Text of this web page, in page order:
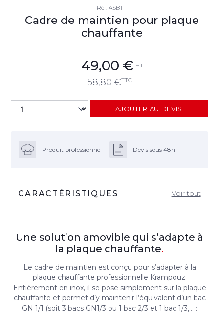
Réf. ASB1
Cadre de maintien pour plaque
chauffante
49,00 € HT
58,80 €TTC
AJOUTER AU DEVIS
Produit professionnel Devis sous 48h
CARACTÉRISTIQUES Voir tout
Une solution amovible qui s’adapte à
la plaque chauffante.
Le cadre de maintien est conçu pour s’adapter à la
plaque chauffante professionnelle Krampouz.
Entièrement en inox, il se pose simplement sur la plaque
chauffante et permet d’y maintenir l’équivalent d’un bac
GN 1/1 (soit 3 bacs GN1/3 ou 1 bac 2/3 et 1 bac 1/3,… :